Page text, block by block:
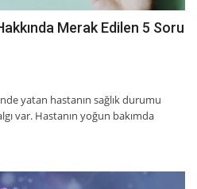
Merak Edilen 5 Soru
yatan hastanın sağlık durumu
var. Hastanın yoğun bakımda